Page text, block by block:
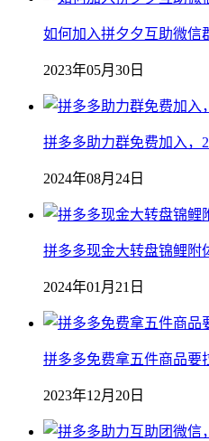
如何加入拼夕夕互助微信
2023年05月30日
拼多多助力群免费加入，
2024年08月24日
拼多多现金大转盘锦鲤附
2024年01月21日
拼多多免费拿五件商品要
2023年12月20日